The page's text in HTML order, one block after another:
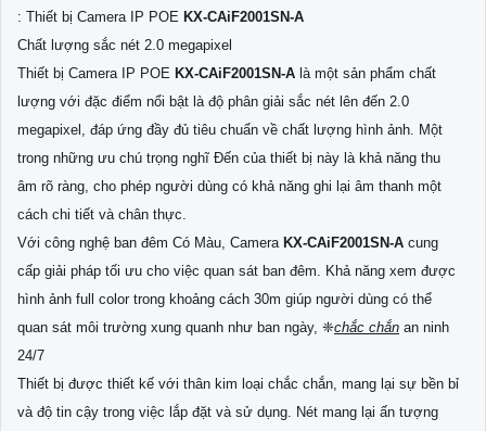
: Thiết bị Camera IP POE KX-CAiF2001SN-A
Chất lượng sắc nét 2.0 megapixel
Thiết bị Camera IP POE KX-CAiF2001SN-A là một sản phẩm chất
lượng với đặc điểm nổi bật là độ phân giải sắc nét lên đến 2.0
megapixel, đáp ứng đầy đủ tiêu chuẩn về chất lượng hình ảnh. Một
trong những ưu chú trọng nghĩ Đến của thiết bị này là khả năng thu
âm rõ ràng, cho phép người dùng có khả năng ghi lại âm thanh một
cách chi tiết và chân thực.
Với công nghệ ban đêm Có Màu, Camera KX-CAiF2001SN-A cung
cấp giải pháp tối ưu cho việc quan sát ban đêm. Khả năng xem được
hình ảnh full color trong khoảng cách 30m giúp người dùng có thể
quan sát môi trường xung quanh như ban ngày, ❈chắc chắn an ninh
24/7
Thiết bị được thiết kế với thân kim loại chắc chắn, mang lại sự bền bỉ
và độ tin cậy trong việc lắp đặt và sử dụng. Nét mang lại ấn tượng